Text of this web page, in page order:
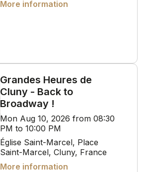
More information
Grandes Heures de
Cluny - Back to
Broadway !
Mon Aug 10, 2026 from 08:30
PM to 10:00 PM
Église Saint-Marcel, Place
Saint-Marcel, Cluny, France
More information